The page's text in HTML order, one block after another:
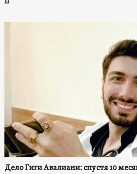
Дело Гиги Авалиани: спустя 10